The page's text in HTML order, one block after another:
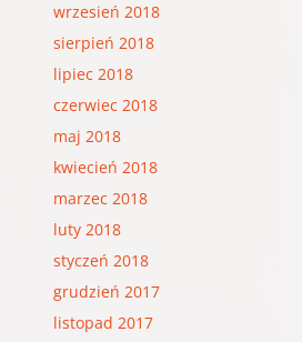
wrzesień 2018
sierpień 2018
lipiec 2018
czerwiec 2018
maj 2018
kwiecień 2018
marzec 2018
luty 2018
styczeń 2018
grudzień 2017
listopad 2017